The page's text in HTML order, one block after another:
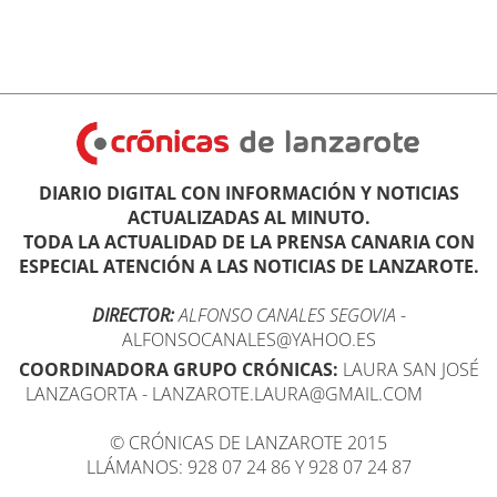
DIARIO DIGITAL CON INFORMACIÓN Y NOTICIAS
ACTUALIZADAS AL MINUTO.
TODA LA ACTUALIDAD DE LA PRENSA CANARIA CON
ESPECIAL ATENCIÓN A LAS NOTICIAS DE LANZAROTE.
DIRECTOR:ALFONSO CANALES SEGOVIA -
ALFONSOCANALES@YAHOO.ES
COORDINADORA GRUPO CRÓNICAS: LAURA SAN JOSÉ
LANZAGORTA - LANZAROTE.LAURA@GMAIL.COM
© CRÓNICAS DE LANZAROTE 2015
LLÁMANOS: 928 07 24 86 Y 928 07 24 87